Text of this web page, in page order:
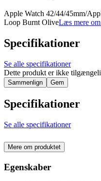
Apple Watch 42/44/45mm/
Loop Burnt OliveLæs mere
Specifikationer
Se alle specifikationer
Dette produkt er ikke
Sammenlign Gem
Specifikationer
Se alle specifikationer
Mere om produktet
Egenskaber